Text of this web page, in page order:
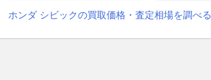
ホンダ シビックの買取価格・査定相場を調べる